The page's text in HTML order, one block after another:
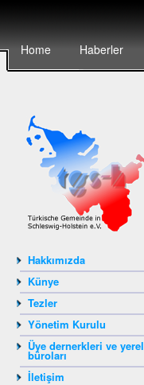
Home Haberler
Hakkımızda
Künye
Tezler
Yönetim Kurulu
Üye dernerkleri ve yerel
büroları
İletişim